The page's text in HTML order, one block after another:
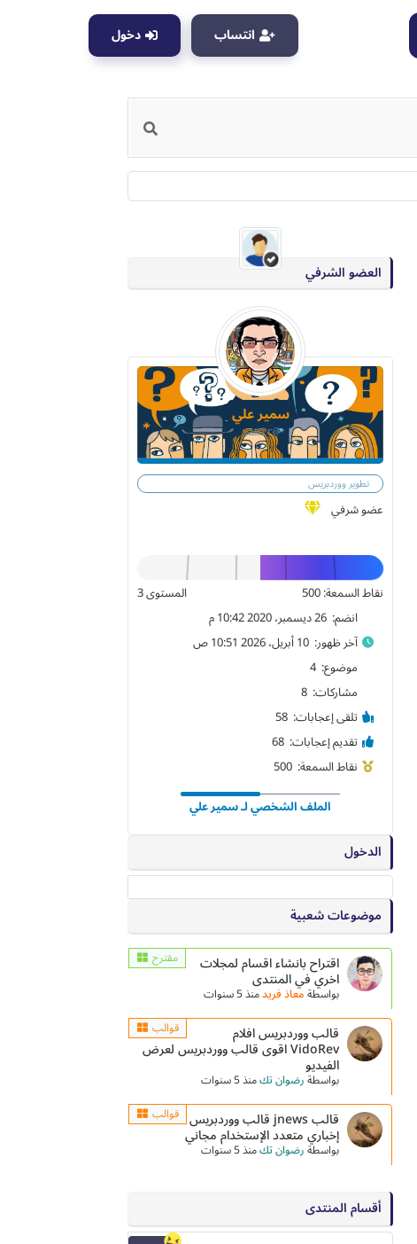
انتساب دخول
العضو الشرفي
سمير علي
@samir
تطوير ووردبريس
عضو شرفي
نقاط السمعة: 500
المستوى 3
انضم: 26 ديسمبر، 2020 10:42 م
آخر ظهور: 10 أبريل، 2026 10:51 ص
موضوع: 4
مشاركات: 8
تلقى إعجابات: 58
تقديم إعجابات: 68
نقاط السمعة: 500
الملف الشخصي لـ سمير علي
الدخول
موضوعات شعبية
مقترح اقتراح بانشاء اقسام لمجلات
اخري في المنتدى
بواسطةمعاذ فريدمنذ 5 سنوات
قوالب
قالب ووردبريس افلام
VidoRev اقوى قالب ووردبريس لعرض
الفيديو
بواسطةرضوان تكمنذ 5 سنوات
قوالب قالب jnews قالب ووردبريس
إخباري متعدد الإستخدام مجاني
بواسطةرضوان تكمنذ 5 سنوات
أقسام المنتدى